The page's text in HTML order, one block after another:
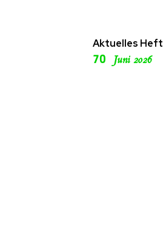
Aktuelles Heft
70 Juni 2026